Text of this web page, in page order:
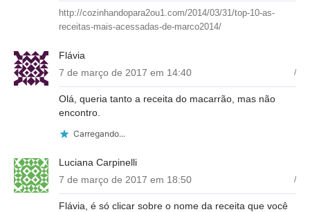
http://cozinhandopara2ou1.com/2014/03/31/top-10-as-
receitas-mais-acessadas-de-marco2014/
Flávia
7 de março de 2017 em 14:40
/
Olá, queria tanto a receita do macarrão, mas não
encontro.
Carregando...
Luciana Carpinelli
7 de março de 2017 em 18:50
/
Flávia, é só clicar sobre o nome da receita que você